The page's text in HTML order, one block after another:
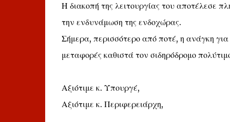
Η διακοπή της λειτουργίας του αποτέλεσε
την ενδυνάμωση της ενδοχώρας.
Σήμερα, περισσότερο από ποτέ, η ανάγκη για
μεταφορές καθιστά τον σιδηρόδρομο
Αξιότιμε κ. Υπουργέ,
Αξιότιμε κ. Περιφερειάρχη,